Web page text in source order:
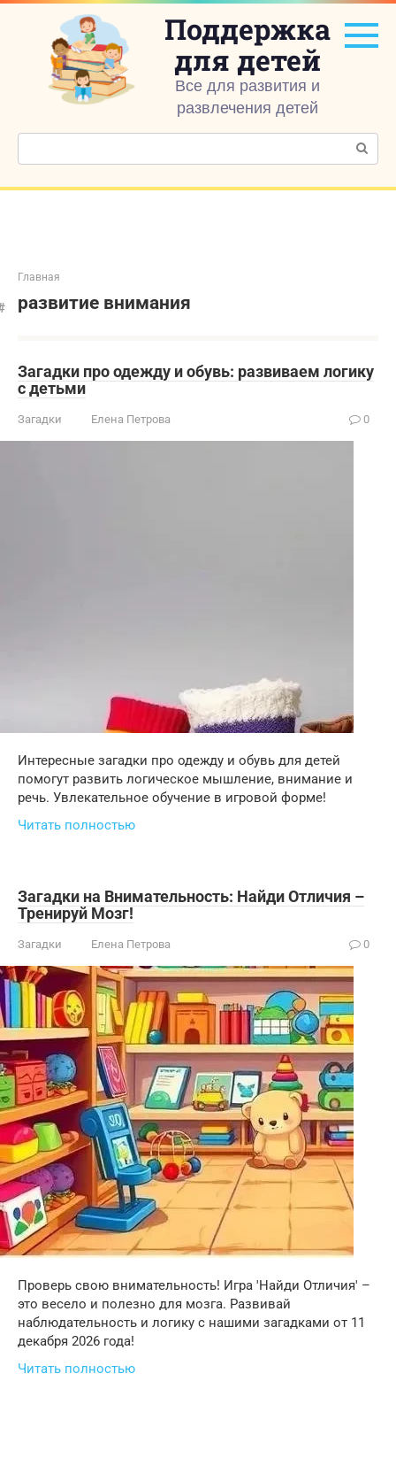
Перейти
контенту
Поддержка
для детей
Все для развития и
развлечения детей
Поиск:
Главная
развитие внимания
Загадки про одежду и обувь: развиваем логику
с детьми
Загадки Елена Петрова 0
Интересные загадки про одежду и обувь для детей
помогут развить логическое мышление, внимание и
речь. Увлекательное обучение в игровой форме!
Читать полностью
Загадки на Внимательность: Найди Отличия –
Тренируй Мозг!
Загадки Елена Петрова 0
Проверь свою внимательность! Игра 'Найди Отличия' –
это весело и полезно для мозга. Развивай
наблюдательность и логику с нашими загадками от 11
декабря 2026 года!
Читать полностью